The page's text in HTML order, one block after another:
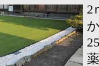
2